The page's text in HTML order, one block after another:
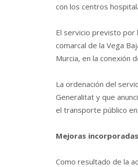
con los centros
El servicio previsto por
comarcal de la Vega
Murcia, en la conexión
La ordenación del
Generalitat y que
el transporte público
Mejoras
Como resultado de la